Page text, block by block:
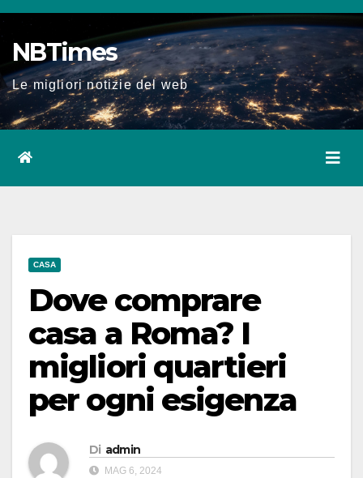
Salta
al
contenuto
NBTimes
Le migliori notizie del web
CASA
Dove comprare
casa a Roma? I
migliori quartieri
per ogni esigenza
Di admin
MAG 6, 2024